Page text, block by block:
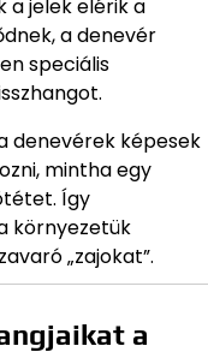
a jelek elérik a
a denevér
speciális
denevérek képesek
mintha egy
Így
környezetük
„zajokat”.
a